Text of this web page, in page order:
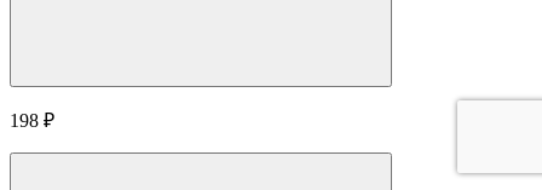
198 ₽